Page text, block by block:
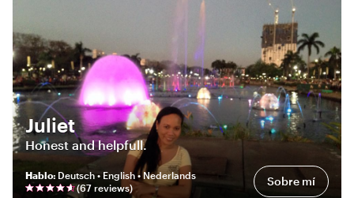
Juliet
Honest and helpfull.
Hablo: Deutsch • English • Nederlands
(67 reviews) Sobre mí